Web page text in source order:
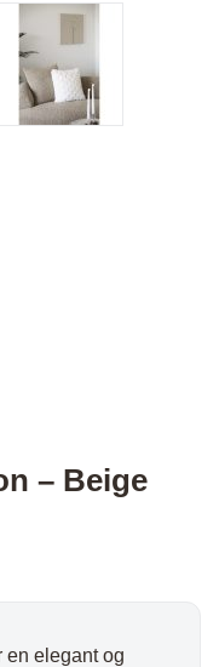
– Beige
en elegant og